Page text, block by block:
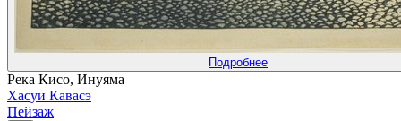
Подробнее
Река Кисо, Инуяма
Хасуи Кавасэ
Пейзаж